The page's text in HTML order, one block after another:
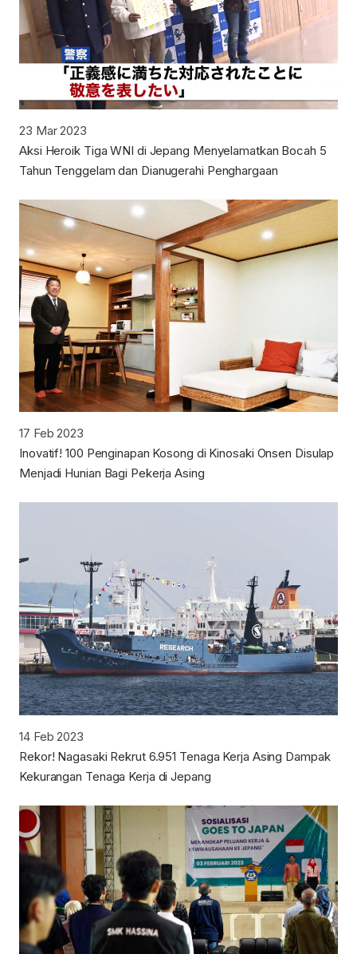
23 Mar 2023
Aksi Heroik Tiga WNI di Jepang Menyelamatkan Bocah 5
Tahun Tenggelam dan Dianugerahi Penghargaan
17 Feb 2023
Inovatif! 100 Penginapan Kosong di Kinosaki Onsen Disulap
Menjadi Hunian Bagi Pekerja Asing
14 Feb 2023
Rekor! Nagasaki Rekrut 6.951 Tenaga Kerja Asing Dampak
Kekurangan Tenaga Kerja di Jepang